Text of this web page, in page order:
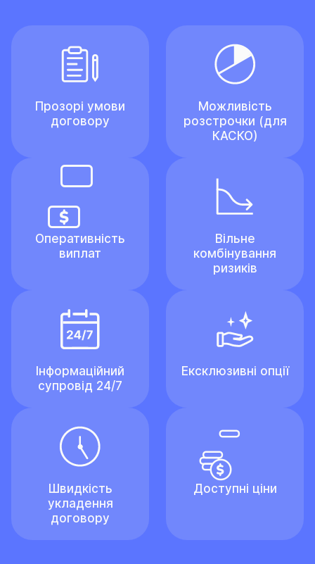
Прозорі умови
договору
Можливість
розстрочки (для
КАСКО)
Оперативність
виплат
Вільне
комбінування
ризиків
Інформаційний
супровід 24/7
Ексклюзивні опції
Швидкість
укладення
договору
Доступні ціни